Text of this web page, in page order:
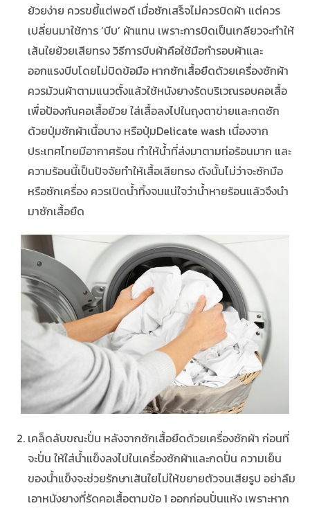
ย้วยง่าย ควรขยี้แต่พอดี เมื่อซักเสร็จไม่ควรบิดผ้า แต่ควร
เปลี่ยนมาใช้การ ‘บีบ’ ผ้าแทน เพราะการบิดเป็นเกลียวจะทำให้
เส้นใยย้วยเสียทรง วิธีการบีบผ้าคือใช้มือกำรอบผ้าและ
ออกแรงบีบโดยไม่บิดข้อมือ หากซักเสื้อยืดด้วยเครื่องซักผ้า
ควรม้วนผ้าตามแนวตั้งแล้วใช้หนังยางรัดบริเวณรอบคอเสื้อ
เพื่อป้องกันคอเสื้อย้วย ใส่เสื้อลงไปในถุงตาข่ายและกดซัก
ด้วยปุ่มซักผ้าเนื้อบาง หรือปุ่มDelicate wash เนื่องจาก
ประเทศไทยมีอากาศร้อน ทำให้น้ำที่ส่งมาตามท่อร้อนมาก และ
ความร้อนนี้เป็นปัจจัยทำให้เสื้อเสียทรง ดังนั้นไม่ว่าจะซักมือ
หรือซักเครื่อง ควรเปิดน้ำทิ้งจนแน่ใจว่าน้ำหายร้อนแล้วจึงนำ
มาซักเสื้อยืด
เคล็ดลับขณะปั่น หลังจากซักเสื้อยืดด้วยเครื่องซักผ้า ก่อนที่
จะปั่น ให้ใส่น้ำแข็งลงไปในเครื่องซักผ้าและกดปั่น ความเย็น
ของน้ำแข็งจะช่วยรักษาเส้นใยไม่ให้ขยายตัวจนเสียรูป อย่าลืม
เอาหนังยางที่รัดคอเสื้อตามข้อ 1 ออกก่อนปั่นแห้ง เพราะหาก